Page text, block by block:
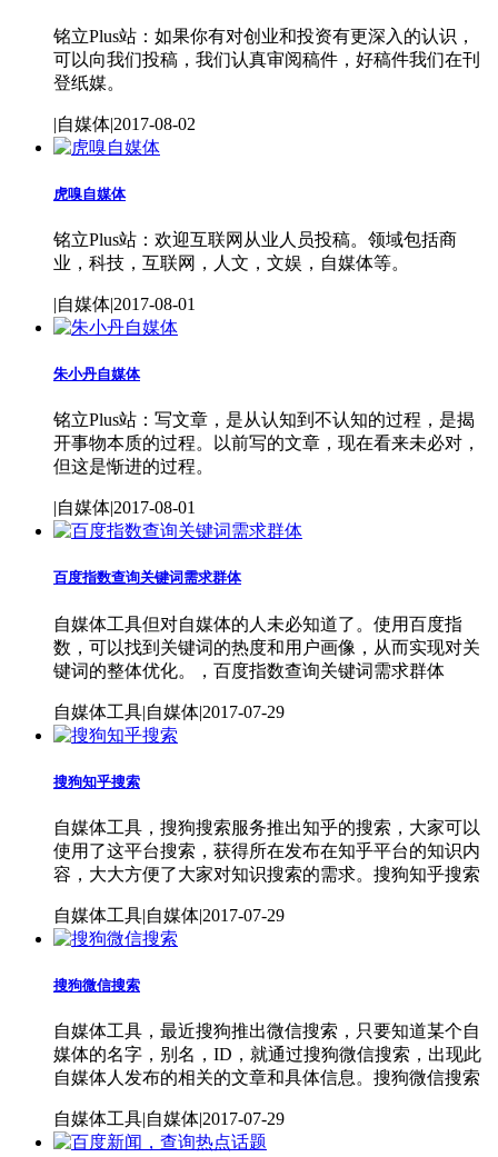
铭立Plus站：如果你有对创业和投资有更深入的认识，
可以向我们投稿，我们认真审阅稿件，好稿件我们在刊
登纸媒。
|自媒体|2017-08-02
虎嗅自媒体
铭立Plus站：欢迎互联网从业人员投稿。领域包括商
业，科技，互联网，人文，文娱，自媒体等。
|自媒体|2017-08-01
朱小丹自媒体
铭立Plus站：写文章，是从认知到不认知的过程，是揭
开事物本质的过程。以前写的文章，现在看来未必对，
但这是惭进的过程。
|自媒体|2017-08-01
百度指数查询关键词需求群体
自媒体工具但对自媒体的人未必知道了。使用百度指
数，可以找到关键词的热度和用户画像，从而实现对关
键词的整体优化。，百度指数查询关键词需求群体
自媒体工具|自媒体|2017-07-29
搜狗知乎搜索
自媒体工具，搜狗搜索服务推出知乎的搜索，大家可以
使用了这平台搜索，获得所在发布在知乎平台的知识内
容，大大方便了大家对知识搜索的需求。搜狗知乎搜索
自媒体工具|自媒体|2017-07-29
搜狗微信搜索
自媒体工具，最近搜狗推出微信搜索，只要知道某个自
媒体的名字，别名，ID，就通过搜狗微信搜索，出现此
自媒体人发布的相关的文章和具体信息。搜狗微信搜索
自媒体工具|自媒体|2017-07-29